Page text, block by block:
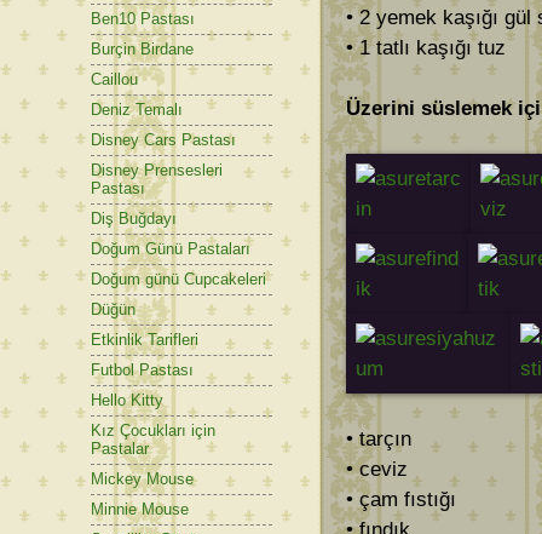
• 2 yemek kaşığı gül
• 1 tatlı kaşığı tuz
Üzerini süslemek
• tarçın
• ceviz
• çam fıstığı
Ben10 Pastası
Burçin Birdane
Caillou
Deniz Temalı
Disney Cars Pastası
Disney Prensesleri
Pastası
Diş Buğdayı
Doğum Günü Pastaları
Doğum günü Cupcakeleri
Düğün
Etkinlik Tarifleri
Futbol Pastası
Hello Kitty
Kız Çocukları için
Pastalar
Mickey Mouse
Minnie Mouse